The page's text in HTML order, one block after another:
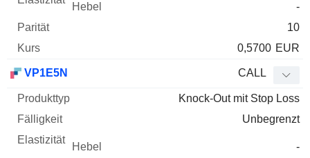
-
10
0,5700 EUR
VP1E5N CALL
Knock-Out mit Stop Loss
Unbegrenzt
-